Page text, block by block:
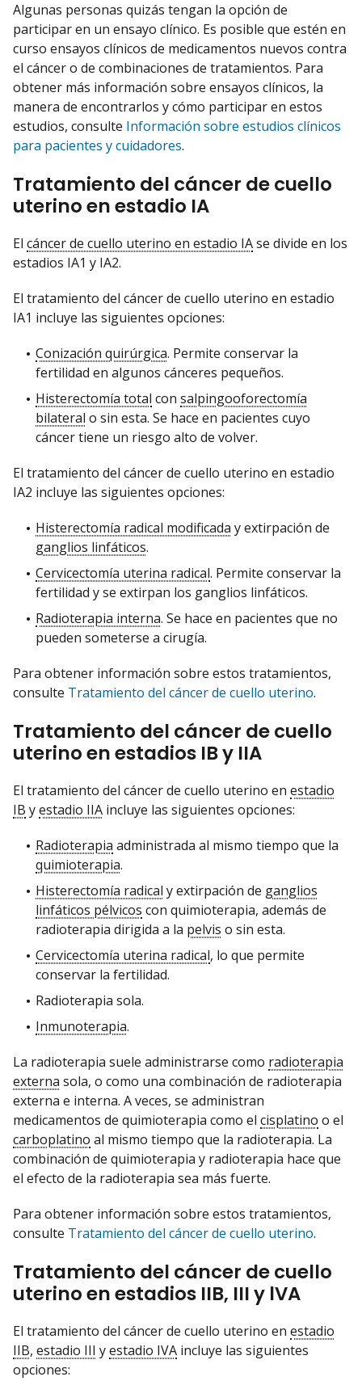
Algunas personas quizás tengan la opción de
participar en un ensayo clínico. Es posible que estén en
curso ensayos clínicos de medicamentos nuevos contra
el cáncer o de combinaciones de tratamientos. Para
obtener más información sobre ensayos clínicos, la
manera de encontrarlos y cómo participar en estos
estudios, consulte Información sobre estudios clínicos
para pacientes y cuidadores.
Tratamiento del cáncer de cuello
uterino en estadio IA
El cáncer de cuello uterino en estadio IAse divide en los
estadios IA1 y IA2.
El tratamiento del cáncer de cuello uterino en estadio
IA1 incluye las siguientes opciones:
Conización quirúrgica. Permite conservar la
fertilidad en algunos cánceres pequeños.
Histerectomía total con salpingooforectomía
bilateral o sin esta. Se hace en pacientes cuyo
cáncer tiene un riesgo alto de volver.
El tratamiento del cáncer de cuello uterino en estadio
IA2 incluye las siguientes opciones:
Histerectomía radical modificada y extirpación de
ganglios linfáticos.
Cervicectomía uterina radical. Permite conservar la
fertilidad y se extirpan los ganglios linfáticos.
Radioterapia interna. Se hace en pacientes que no
pueden someterse a cirugía.
Para obtener información sobre estos tratamientos,
consulte Tratamiento del cáncer de cuello uterino.
Tratamiento del cáncer de cuello
uterino en estadios IB y IIA
El tratamiento del cáncer de cuello uterino en estadio
IB yestadio IIA incluye las siguientes opciones:
Radioterapia administrada al mismo tiempo que la
quimioterapia.
Histerectomía radical y extirpación de ganglios
linfáticos pélvicos con quimioterapia, además de
radioterapia dirigida a la pelvis o sin esta.
Cervicectomía uterina radical, lo que permite
conservar la fertilidad.
Radioterapia sola.
Inmunoterapia.
La radioterapia suele administrarse como radioterapia
externa sola, o como una combinación de radioterapia
externa e interna. A veces, se administran
medicamentos de quimioterapia como el cisplatino o el
carboplatino al mismo tiempo que la radioterapia. La
combinación de quimioterapia y radioterapia hace que
el efecto de la radioterapia sea más fuerte.
Para obtener información sobre estos tratamientos,
consulte Tratamiento del cáncer de cuello uterino.
Tratamiento del cáncer de cuello
uterino en estadios IIB, III y lVA
El tratamiento del cáncer de cuello uterino en estadio
IIB, estadio III yestadio IVA incluye las siguientes
opciones: